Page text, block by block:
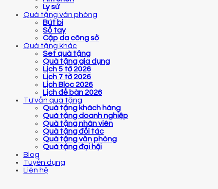
Ly sứ
Quà tặng văn phòng
Bút bi
Sổ tay
Cặp da công sở
Quà tặng khác
Set quà tặng
Quà tặng gia dụng
Lịch 5 tờ 2026
Lịch 7 tờ 2026
Lịch Bloc 2026
Lịch để bàn 2026
Tư vấn quà tặng
Quà tặng khách hàng
Quà tặng doanh nghiệp
Quà tặng nhân viên
Quà tặng đối tác
Quà tặng văn phòng
Quà tặng đại hội
Blog
Tuyển dụng
Liên hệ